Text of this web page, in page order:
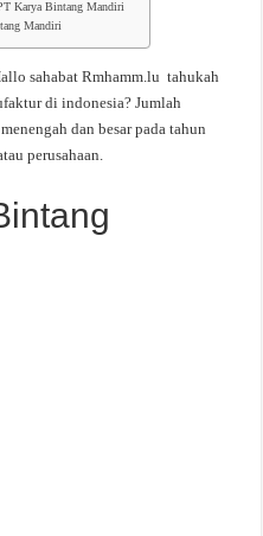
Karya Bintang Mandiri
Mandiri
sahabat Rmhamm.lu tahukah
di indonesia? Jumlah
dan besar pada tahun
perusahaan.